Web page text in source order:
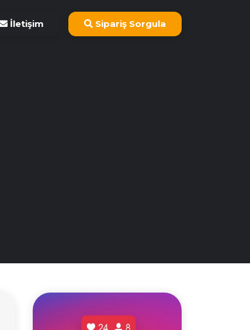
İletişim Sipariş Sorgula